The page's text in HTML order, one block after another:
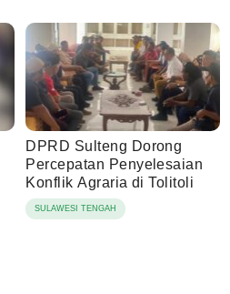
DPRD Sulteng Dorong
Percepatan Penyelesaian
Konflik Agraria di Tolitoli
SULAWESI TENGAH